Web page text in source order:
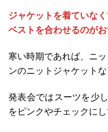
ジャケットを着ていな
ベストを合わせるのがお
寒い時期であれば、ニ
ンのニットジャケット
発表会ではスーツを少
をピンクやチェックに